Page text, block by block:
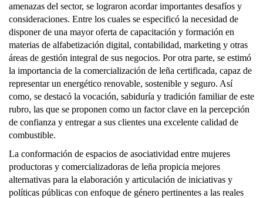
amenazas del sector, se lograron acordar importantes desafíos y
consideraciones. Entre los cuales se especificó la necesidad de
disponer de una mayor oferta de capacitación y formación en
materias de alfabetización digital, contabilidad, marketing y otras
áreas de gestión integral de sus negocios. Por otra parte, se estimó
la importancia de la comercialización de leña certificada, capaz de
representar un energético renovable, sostenible y seguro. Así
como, se destacó la vocación, sabiduría y tradición familiar de este
rubro, las que se proponen como un factor clave en la percepción
de confianza y entregar a sus clientes una excelente calidad de
combustible.
La conformación de espacios de asociatividad entre mujeres
productoras y comercializadoras de leña propicia mejores
alternativas para la elaboración y articulación de iniciativas y
políticas públicas con enfoque de género pertinentes a las reales